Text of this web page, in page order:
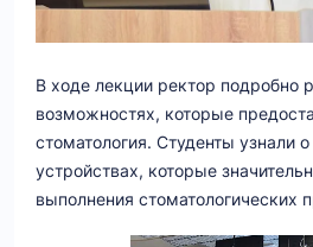
В ходе лекции ректор подробно
возможностях, которые
стоматология. Студенты узнали
устройствах, которые
выполнения стоматологических